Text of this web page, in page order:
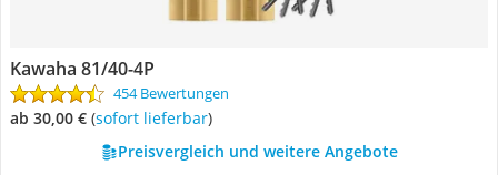
Kawaha ‎81/40-4P
454 Bewertungen
ab 30,00 € ( Sofort lieferbar)
Preisvergleich und weitere Angebote